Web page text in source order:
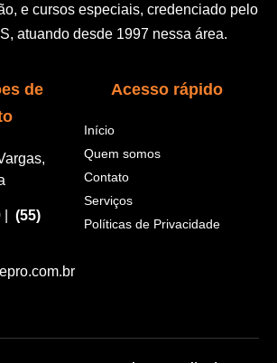
e cursos especiais, credenciado pelo
atuando desde 1997 nessa área.
de
| (55)
Acesso rápido
Início
Quem somos
Contato
Serviços
Políticas de Privacidade